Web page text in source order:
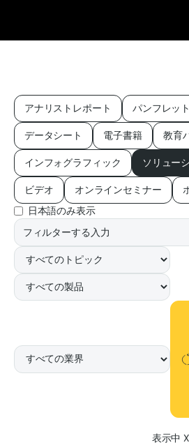
アナリストレポート パンフレット
データシート 電子書籍 教育
インフォグラフィック ソリュー
ビデオ オンラインセミナー
日本語のみ表示
表示中X